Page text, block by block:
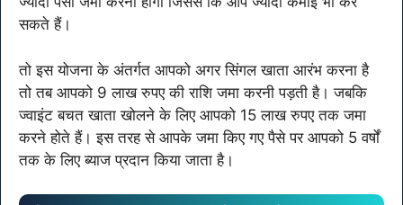
सकते हैं।
तो इस योजना के अंतर्गत आपको अगर सिंगल खाता आरंभ करना है
तो तब आपको 9 लाख रुपए की राशि जमा करनी पड़ती है। जबकि
ज्वाइंट बचत खाता खोलने के लिए आपको 15 लाख रुपए तक जमा
करने होते हैं। इस तरह से आपके जमा किए गए पैसे पर आपको 5 वर्षों
तक के लिए ब्याज प्रदान किया जाता है।